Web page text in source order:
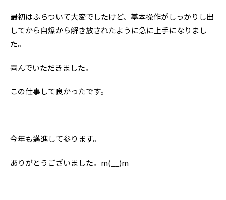
最初はふらついて大変でしたけど、基本操作がしっかりし出
してから自爆から解き放されたように急に上手になりまし
た。
喜んでいただきました。
この仕事して良かったです。
今年も邁進して参ります。
ありがとうございました。m(__)m